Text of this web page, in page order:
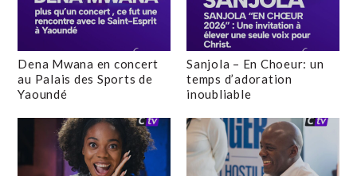
Dena Mwana en concert
au Palais des Sports de
Yaoundé
Sanjola – En Choeur: un
temps d’adoration
inoubliable